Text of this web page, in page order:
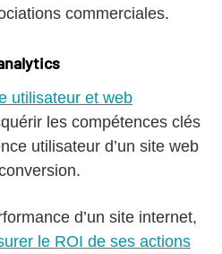
commerciales.
utilisateur et web
les compétences clés
utilisateur d’un site web
d’un site internet,
le ROI de ses actions